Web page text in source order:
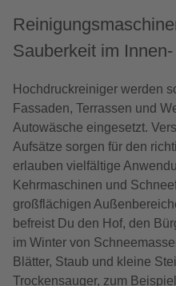
Sauberkeit im
Hochdruckreiniger werden
Fassaden, Terrassen und
Autowäsche eingesetzt.
Aufsätze sorgen für den
erlauben vielfältige
Kehrmaschinen und
großflächigen
befreist Du den Hof, den
im Winter von
Blätter, Staub und kleine
Trockensauger, zum